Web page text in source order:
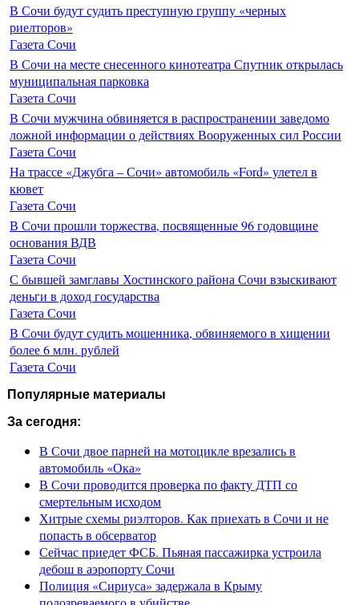
В Сочи будут судить преступную группу «черных
риелторов»
Газета Сочи
В Сочи на месте снесенного кинотеатра Спутник открылась
муниципальная парковка
Газета Сочи
В Сочи мужчина обвиняется в распространении заведомо
ложной информации о действиях Вооруженных сил России
Газета Сочи
На трассе «Джубга – Сочи» автомобиль «Ford» улетел в
кювет
Газета Сочи
В Сочи прошли торжества, посвященные 96 годовщине
основания ВДВ
Газета Сочи
С бывшей замглавы Хостинского района Сочи взыскивают
деньги в доход государства
Газета Сочи
В Сочи будут судить мошенника, обвиняемого в хищении
более 6 млн. рублей
Газета Сочи
Популярные материалы
За сегодня:
В Сочи двое парней на мотоцикле врезались в
автомобиль «Ока»
В Сочи проводится проверка по факту ДТП со
смертельным исходом
Хитрые схемы риэлторов. Как приехать в Сочи и не
попасть в обсерватор
Сейчас приедет ФСБ. Пьяная пассажирка устроила
дебош в аэропорту Сочи
Полиция «Сириуса» задержала в Крыму